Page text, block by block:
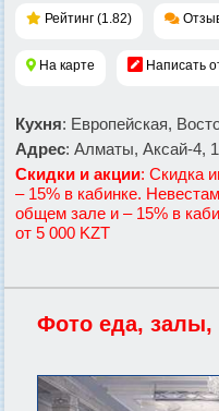
Рейтинг (1.82)
На карте Написать
Кухня: Европейская,
Адрес: Алматы, Аксай-4,
Скидки и акции: Скидка
– 15% в кабинке.
общем зале и – 15% в
от 5 000 KZT
Фото еда,